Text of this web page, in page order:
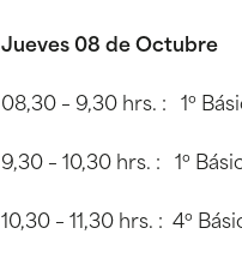
Jueves 08 de Octubre
08,30 – 9,30 hrs. : 1º
9,30 – 10,30 hrs. : 1º
10,30 – 11,30 hrs. : 4º